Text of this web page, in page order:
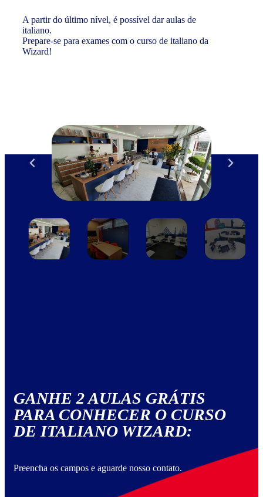
A partir do último nível, é possível dar aulas de
italiano.
Prepare-se para exames com o curso de italiano da
Wizard!
GANHE 2 AULAS GRÁTIS
PARA CONHECER O CURSO
DE ITALIANO WIZARD:
Preencha os campos e aguarde nosso contato.